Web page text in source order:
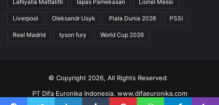
LaNyalla Mattalitti lapas Pamekasan Lionel Messi
Liverpool Oleksandr Usyk Piala Dunia 2026 PSSI
Real Madrid tyson fury World Cup 2026
© Copyright 2026, All Rights Reserved
PT Difa Euronika Indonesia. www.difaeuronika.com